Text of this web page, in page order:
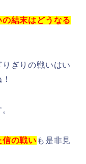
結末はどうなる
ぎりの戦いはい
信の戦い も是非見